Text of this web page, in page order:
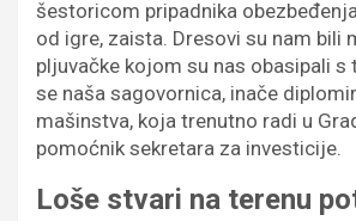
šestoricom pripadnika
od igre, zaista. Dresovi su nam bili
pljuvačke kojom su nas obasipali s
se naša sagovornica, inače
mašinstva, koja trenutno radi u
pomoćnik sekretara za investicije.
Loše stvari na terenu